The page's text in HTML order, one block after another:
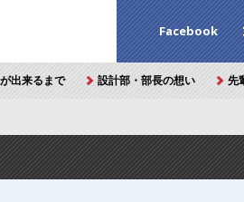
Facebook
出来るまで 設計部・部長の想い 先